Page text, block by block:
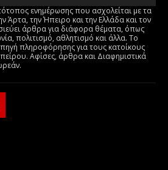
ενημέρωσης που ασχολείται με τα
Άρτα, την Ήπειρο και την Ελλάδα και τον
άρθρα για διάφορα θέματα, όπως
πολιτισμό, αθλητισμό και άλλα. Το
πληροφόρησης για τους κατοίκους
Αφίσες, άρθρα και Διαφημιστικά